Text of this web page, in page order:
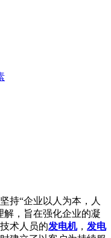
持“企业以人为本，人
解，旨在强化企业的凝
术人员的发电机， 发电